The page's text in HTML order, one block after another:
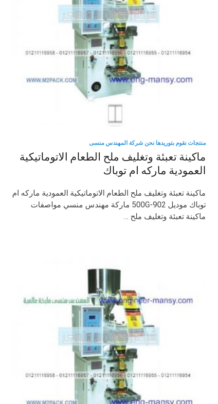
منتجات نقوم بتوريدها نحن شركة المهندس منسى
ماكينة تعبئة وتغليف ملح الطعام الاتوماتيكية
العمودية ماركه ام توباك
ماكينة تعبئة وتغليف ملح الطعام الاتوماتيكية العمودية ماركه ام
توباك موديل 902-500G ماركة مهندس منسي مواصفات
ماكينة تعبئة وتغليف ملح …